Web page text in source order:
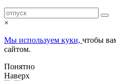
×
Мы используем куки, чтобы
сайтом.
Понятно
Наверх